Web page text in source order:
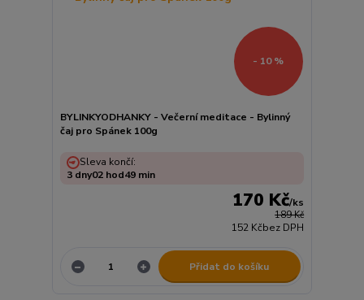
- 10 %
BYLINKYODHANKY - Večerní meditace - Bylinný
čaj pro Spánek 100g
189 Kč
170 Kč/ks
152 Kčbez DPH
Sleva končí:
3 dny02 hod49 min
Přidat do košíku